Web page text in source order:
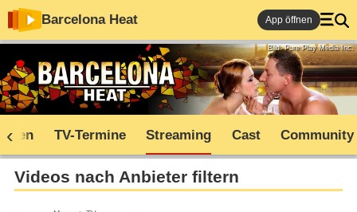
Barcelona Heat App öffnen
Bild: Pure Play Media Inc.
TV-Termine Streaming Cast Community
Videos nach Anbieter filtern